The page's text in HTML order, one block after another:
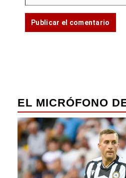
EL MICRÓFONO